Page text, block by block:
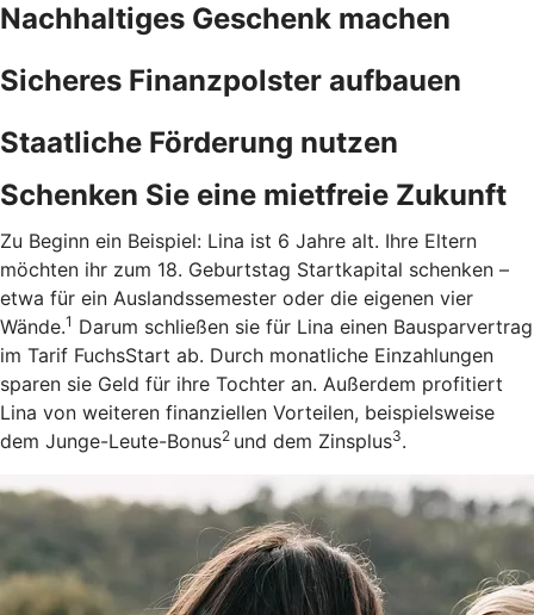
Nachhaltiges Geschenk machen
Sicheres Finanzpolster aufbauen
Staatliche Förderung nutzen
Schenken Sie eine mietfreie Zukunft
Zu Beginn ein Beispiel: Lina ist 6 Jahre alt. Ihre Eltern
möchten ihr zum 18. Geburtstag Startkapital schenken –
etwa für ein Auslandssemester oder die eigenen vier
Wände.1 Darum schließen sie für Lina einen Bausparvertrag
im Tarif FuchsStart ab. Durch monatliche Einzahlungen
sparen sie Geld für ihre Tochter an. Außerdem profitiert
Lina von weiteren finanziellen Vorteilen, beispielsweise
dem Junge-Leute-Bonus2 und dem Zinsplus3.